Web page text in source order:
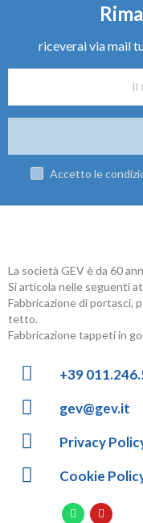
riceverai via mail
Accetto le
La società GEV è da 60
Si articola nelle seguenti
Fabbricazione di portasci,
tetto.
Fabbricazione tappeti in
+39
gev@gev.it
Privacy
Cookie